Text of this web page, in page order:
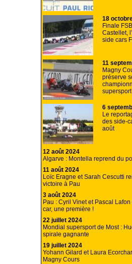
18
Finale
Castellet,
side cars
11
Magny
préserve
supersport
6
Le
des side-
août
12 août 2024
Algarve : Montella reprend du
11 août 2024
Loïc Eragne et Sarah Cescutti
victoire à Pau
3 août 2024
Pau : Cyril Vinet et Pascal
car, une première !
22 juillet 2024
Mondial supersport de Most :
spirale gagnante
19 juillet 2024
Yohann Gilard et Laura
Magny Cours